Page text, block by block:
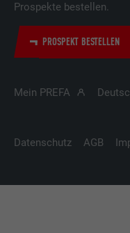
Prospekte bestellen.
PROSPEKT BESTELLEN
Mein PREFA
Datenschutz AGB